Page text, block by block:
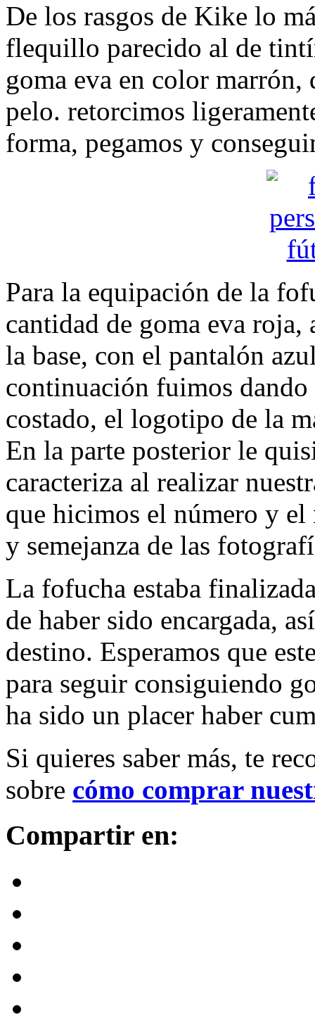
De los rasgos de Kike lo
flequillo parecido al de
goma eva en color marrón,
pelo. retorcimos
forma, pegamos y
Para la equipación de la
cantidad de goma eva
la base, con el pantalón
continuación fuimos
costado, el logotipo de la
En la parte posterior le
caracteriza al realizar
que hicimos el número y el
y semejanza de las
La fofucha estaba
de haber sido encargada,
destino. Esperamos que
para seguir consiguiendo
ha sido un placer haber
Si quieres saber más, te
sobre cómo comprar
Compartir en: